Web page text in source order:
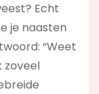
Echt
je naasten
“Weet
zoveel